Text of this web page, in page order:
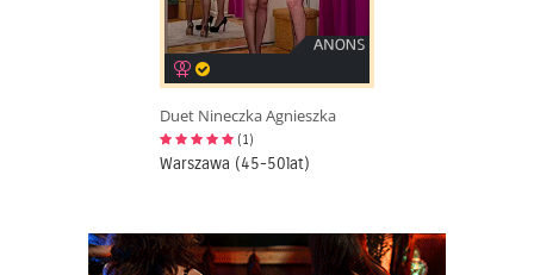
Duet Nineczka Agnieszka
(1)
Warszawa (45-50lat)